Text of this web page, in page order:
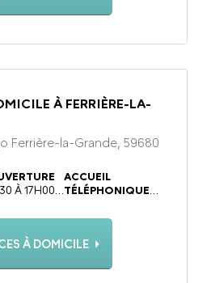
À FERRIÈRE-LA-
Ferrière-la-Grande, 59680
À 17H00
ET DE
ACCUEIL
TÉLÉPHONIQUE
VENDREDI DE
DE 13H30 À 17H00
À DOMICILE